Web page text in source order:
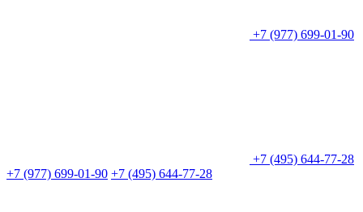
+7 (977) 699-01-90
+7 (495) 644-77-28
+7 (977) 699-01-90 +7 (495) 644-77-28